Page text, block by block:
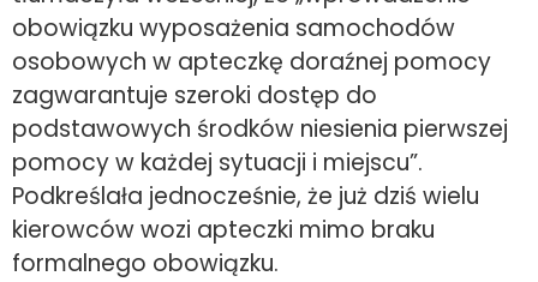
obowiązku wyposażenia samochodów
osobowych w apteczkę doraźnej pomocy
zagwarantuje szeroki dostęp do
podstawowych środków niesienia pierwszej
pomocy w każdej sytuacji i miejscu”.
Podkreślała jednocześnie, że już dziś wielu
kierowców wozi apteczki mimo braku
formalnego obowiązku.